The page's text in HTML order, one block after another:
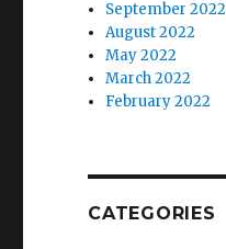
September 2022
August 2022
May 2022
March 2022
February 2022
CATEGORIES